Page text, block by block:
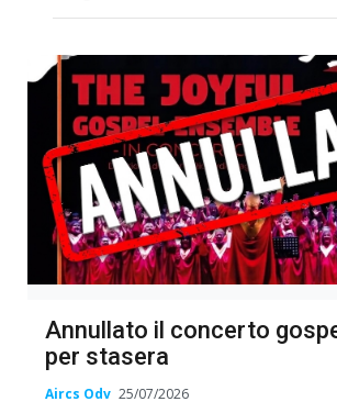
Annullato il concerto
per stasera
Aircs Odv 25/07/2026